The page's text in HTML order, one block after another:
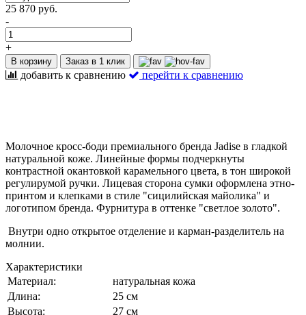
25 870 руб.
-
+
В корзину Заказ в 1 клик
добавить к сравнению перейти к сравнению
Молочное кросс-боди премиального бренда Jadise в гладкой
натуральной коже. Линейные формы подчеркнуты
контрастной окантовкой карамельного цвета, в тон широкой
регулирумой ручки. Лицевая сторона сумки оформлена этно-
принтом и клепками в стиле "сицилийская майолика" и
логотипом бренда. Фурнитура в оттенке "светлое золото".
Внутри одно открытое отделение и карман-разделитель на
молнии.
Характеристики
Материал:
натуральная кожа
Длина:
25 см
Высота:
27 см